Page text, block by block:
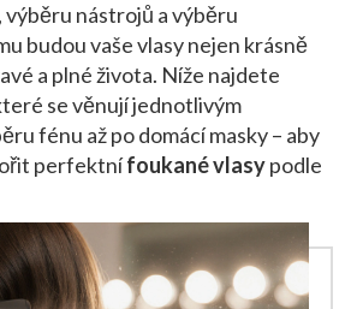
nástrojů a výběru
budou vaše vlasy nejen krásně
a plné života. Níže najdete
se věnují jednotlivým
fénu až po domácí masky – aby
perfektnífoukané vlasypodle